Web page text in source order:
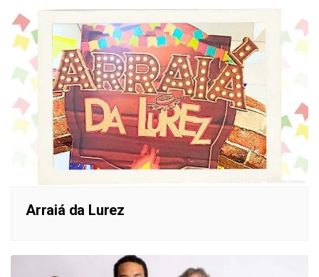
Arraiá da Lurez